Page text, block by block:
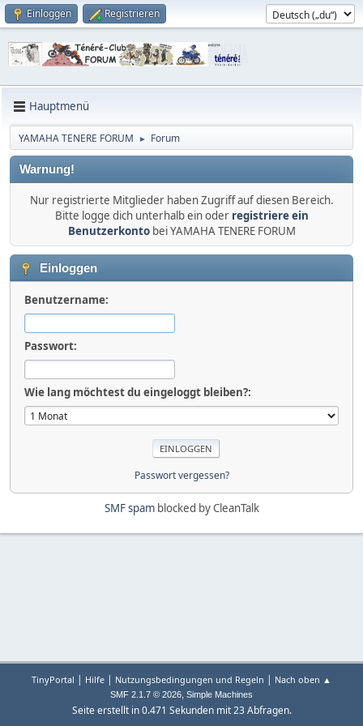
Einloggen Registrieren
Hauptmenü
YAMAHA TENERE FORUM ► Forum
Warnung!
Nur registrierte Mitglieder haben Zugriff auf diesen Bereich.
Bitte logge dich unterhalb ein oder registriere ein
Benutzerkontobei YAMAHA TENERE FORUM
Einloggen
Benutzername:
Passwort:
Wie lang möchtest du eingeloggt bleiben?:
Passwort vergessen?
SMF spamblocked by CleanTalk
TinyPortal | Hilfe | Nutzungsbedingungen und Regeln | Nach oben ▲
SMF 2.1.7 © 2026, Simple Machines
Seite erstellt in 0.471 Sekunden mit 23 Abfragen.